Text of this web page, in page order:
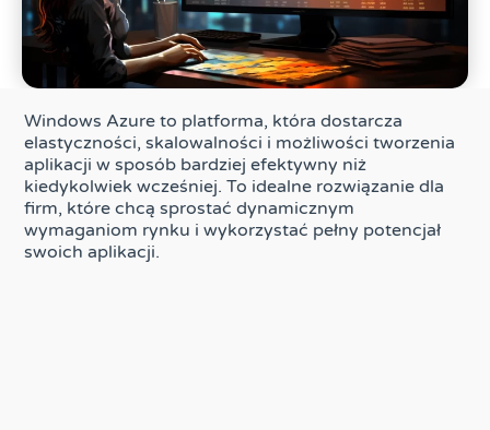
Windows Azure to platforma, która dostarcza
elastyczności, skalowalności i możliwości tworzenia
aplikacji w sposób bardziej efektywny niż
kiedykolwiek wcześniej. To idealne rozwiązanie dla
firm, które chcą sprostać dynamicznym
wymaganiom rynku i wykorzystać pełny potencjał
swoich aplikacji.